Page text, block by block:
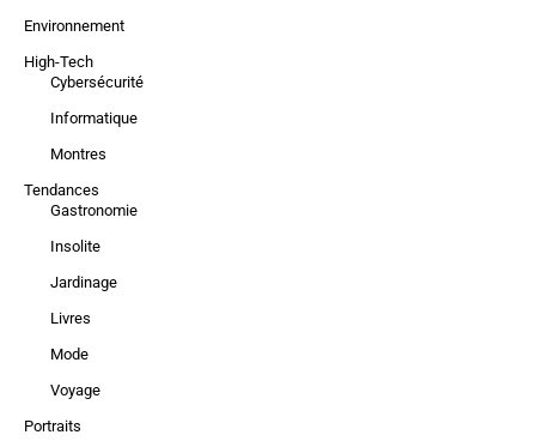
Environnement
High-Tech
Cybersécurité
Informatique
Montres
Tendances
Gastronomie
Insolite
Jardinage
Livres
Mode
Voyage
Portraits